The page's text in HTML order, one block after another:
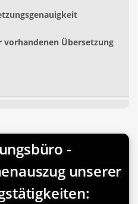
Übersetzung
-
unserer